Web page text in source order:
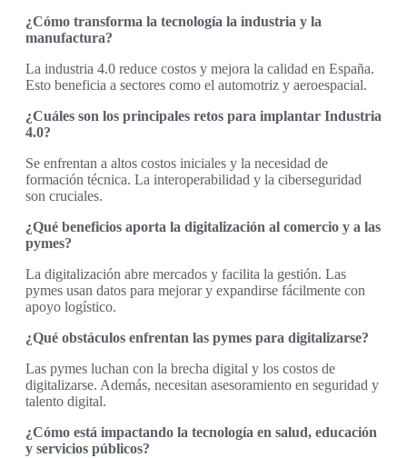
¿Cómo transforma la tecnología la industria y la
manufactura?
La industria 4.0 reduce costos y mejora la calidad en España.
Esto beneficia a sectores como el automotriz y aeroespacial.
¿Cuáles son los principales retos para implantar Industria
4.0?
Se enfrentan a altos costos iniciales y la necesidad de
formación técnica. La interoperabilidad y la ciberseguridad
son cruciales.
¿Qué beneficios aporta la digitalización al comercio y a las
pymes?
La digitalización abre mercados y facilita la gestión. Las
pymes usan datos para mejorar y expandirse fácilmente con
apoyo logístico.
¿Qué obstáculos enfrentan las pymes para digitalizarse?
Las pymes luchan con la brecha digital y los costos de
digitalizarse. Además, necesitan asesoramiento en seguridad y
talento digital.
¿Cómo está impactando la tecnología en salud, educación
y servicios públicos?